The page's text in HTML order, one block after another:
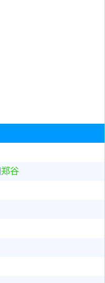
郑谷